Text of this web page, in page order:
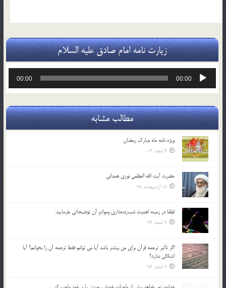
زیارت نامه امام صادق علیه السلام
پخش‌کننده
00:00
00:00
مطالب مشابه
ویژه نامه ماه مبارک رمضان
9 اسفند 03
حضرت آیت الله العظمی نوری همدانی
18 اردیبهشت 98
لطفا در زمينه اهميت شب‌زنده‌داري وموانع آن توضيحاتي بفرماييد.
2 اسفند 96
اگر تأثير ترجمه قرآن براي من بيشتر باشد آيا مي توانم فقط ترجمه آن را بخوانم؟ آيا
اشكالي ندارد؟
2 اسفند 96